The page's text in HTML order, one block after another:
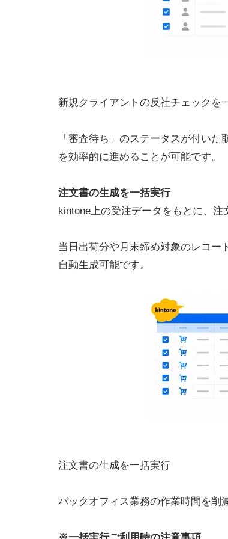
新規クライアントの反社チェックを
「審査待ち」のステータスが付い
を効率的に進めることが可能です。
注文書の生成を一括実行
kintone上の受注データをもとに、注
当日出荷分や月末締め対象のレコー
自動生成可能です。
注文書の生成を一括実行
バックオフィス業務の作業時間を削